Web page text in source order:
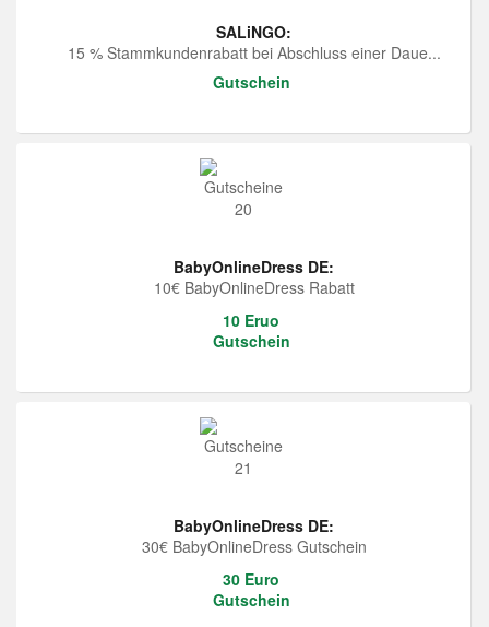
SALiNGO:
15 % Stammkundenrabatt bei Abschluss einer Daue...
Gutschein
BabyOnlineDress DE:
10€ BabyOnlineDress Rabatt
10 Eruo
Gutschein
BabyOnlineDress DE:
30€ BabyOnlineDress Gutschein
30 Euro
Gutschein